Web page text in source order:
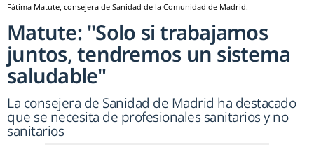
Fátima Matute, consejera de Sanidad de la Comunidad de Madrid.
Matute: "Solo si trabajamos
juntos, tendremos un sistema
saludable"
La consejera de Sanidad de Madrid ha destacado
que se necesita de profesionales sanitarios y no
sanitarios